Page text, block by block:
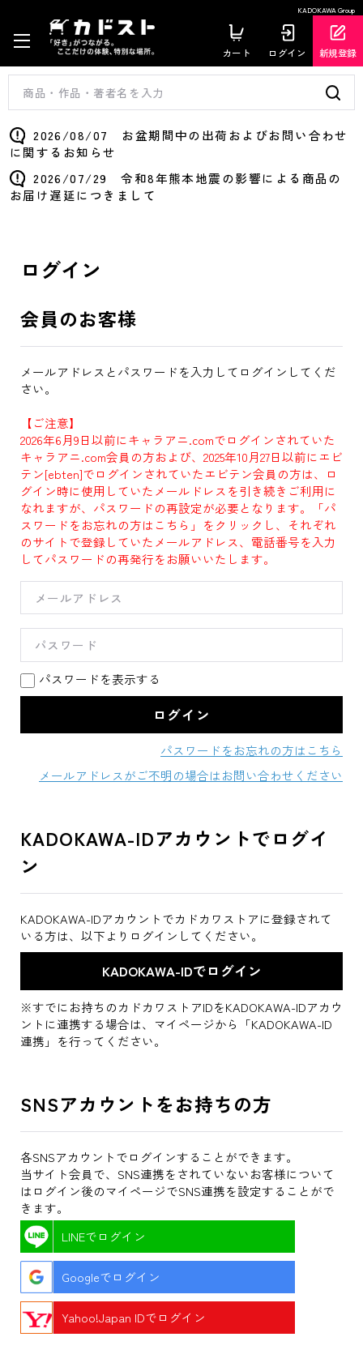
KADOKAWA Group
カート ログイン 新規登録
2026/08/07 お盆期間中の出荷およびお問い合わせ
に関するお知らせ
2026/07/29 令和8年熊本地震の影響による商品の
お届け遅延につきまして
ログイン
会員のお客様
メールアドレスとパスワードを入力してログインしてくだ
さい。
【ご注意】
2026年6月9日以前にキャラアニ.comでログインされていた
キャラアニ.com会員の方および、2025年10月27日以前にエビ
テン[ebten]でログインされていたエビテン会員の方は、ロ
グイン時に使用していたメールドレスを引き続きご利用に
なれますが、パスワードの再設定が必要となります。「パ
スワードをお忘れの方はこちら」をクリックし、それぞれ
のサイトで登録していたメールアドレス、電話番号を入力
してパスワードの再発行をお願いいたします。
パスワードを表示する
パスワードをお忘れの方はこちら
メールアドレスがご不明の場合はお問い合わせください
KADOKAWA-IDアカウントでログイ
ン
KADOKAWA-IDアカウントでカドカワストアに登録されて
いる方は、以下よりログインしてください。
※すでにお持ちのカドカワストアIDをKADOKAWA-IDアカウ
ントに連携する場合は、マイページから「KADOKAWA-ID
連携」を行ってください。
SNSアカウントをお持ちの方
各SNSアカウントでログインすることができます。
当サイト会員で、SNS連携をされていないお客様について
はログイン後のマイページでSNS連携を設定することがで
きます。
LINEでログイン
Googleでログイン
Yahoo!Japan IDでログイン